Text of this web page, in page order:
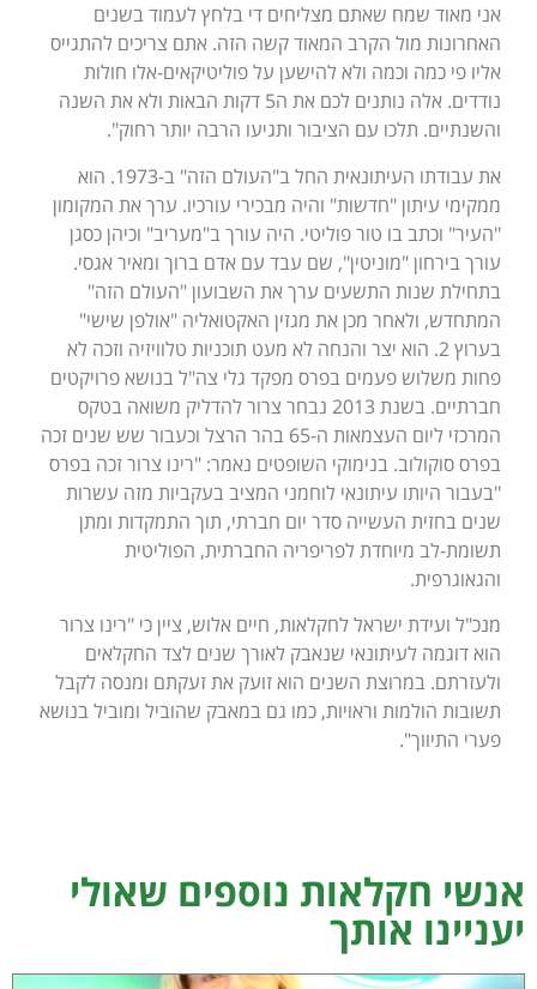
אני מאוד שמח שאתם מצליחים די בלחץ לעמוד בשנים
האחרונות מול הקרב המאוד קשה הזה. אתם צריכים להתגייס
אליו פי כמה וכמה ולא להישען על פוליטיקאים-אלו חולות
נודדים. אלה נותנים לכם את ה5 דקות הבאות ולא את השנה
והשנתיים. תלכו עם הציבור ותגיעו הרבה יותר רחוק".
את עבודתו העיתונאית החל ב"העולם הזה" ב-1973. הוא
ממקימי עיתון "חדשות" והיה מבכירי עורכיו. ערך את המקומון
"העיר" וכתב בו טור פוליטי. היה עורך ב"מעריב" וכיהן כסגן
עורך בירחון "מוניטין", שם עבד עם אדם ברוך ומאיר אגסי.
בתחילת שנות התשעים ערך את השבועון "העולם הזה"
המתחדש, ולאחר מכן את מגזין האקטואליה "אולפן שישי"
בערוץ 2. הוא יצר והנחה לא מעט תוכניות טלוויזיה וזכה לא
פחות משלוש פעמים בפרס מפקד גלי צה"ל בנושא פרויקטים
חברתיים. בשנת 2013 נבחר צרור להדליק משואה בטקס
המרכזי ליום העצמאות ה-65 בהר הרצל וכעבור שש שנים זכה
בפרס סוקולוב. בנימוקי השופטים נאמר: "רינו צרור זכה בפרס
"בעבור היותו עיתונאי לוחמני המציב בעקביות מזה עשרות
שנים בחזית העשייה סדר יום חברתי, תוך התמקדות ומתן
תשומת-לב מיוחדת לפריפריה החברתית, הפוליטית
והגאוגרפית.
מנכ"ל ועידת ישראל לחקלאות, חיים אלוש, ציין כי "רינו צרור
הוא דוגמה לעיתונאי שנאבק לאורך שנים לצד החקלאים
ולעזרתם. במרוצת השנים הוא זועק את זעקתם ומנסה לקבל
תשובות הולמות וראויות, כמו גם במאבק שהוביל ומוביל בנושא
פערי התיווך".
אנשי חקלאות נוספים שאולי
יעניינו אותך